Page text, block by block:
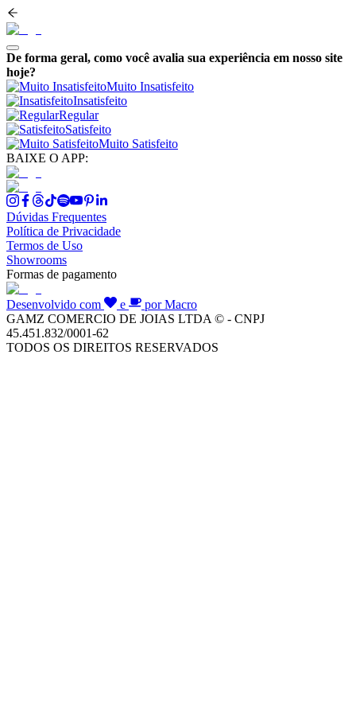
De forma geral, como você avalia sua experiência em nosso site
hoje?
Muito Insatisfeito
Insatisfeito
Regular
Satisfeito
Muito Satisfeito
BAIXE O APP:
Dúvidas Frequentes
Política de Privacidade
Termos de Uso
Showrooms
Formas de pagamento
Desenvolvido com e
por Macro
GAMZ COMERCIO DE JOIAS LTDA © - CNPJ
45.451.832/0001-62
TODOS OS DIREITOS RESERVADOS